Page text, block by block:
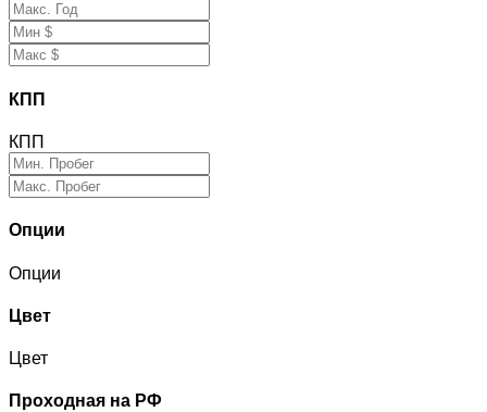
КПП
КПП
Опции
Опции
Цвет
Цвет
Проходная на РФ